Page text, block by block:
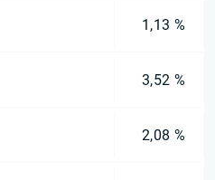
1,13 %
3,52 %
2,08 %